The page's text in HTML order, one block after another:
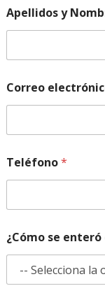
Apellidos y
Correo
s
t
C
m
e
n
a
Teléfono*
¿Cómo se